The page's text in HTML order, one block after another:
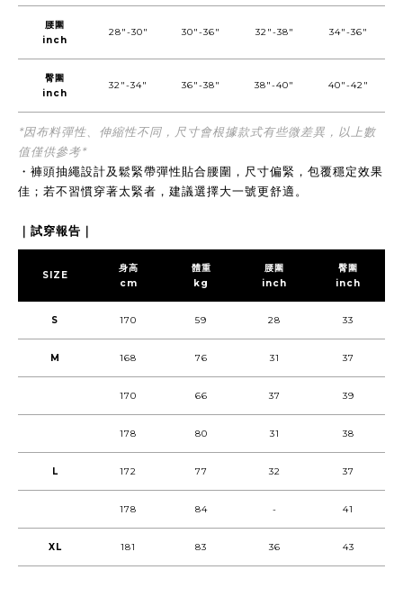
腰圍
inch
28"-30" 30"-36" 32"-38" 34"-36"
臀圍
inch
32"-34" 36"-38" 38"-40" 40"-42"
*因布料彈性、伸縮性不同，尺寸會根據款式有些微差異，以上數
值僅供參考*
・褲頭抽繩設計及鬆緊帶彈性貼合腰圍，尺寸偏緊，包覆穩定效果
佳；若不習慣穿著太緊者，建議選擇大一號更舒適。
｜試穿報告｜
SIZE
身高
cm
體重
kg
腰圍
inch
臀圍
inch
S 170 59 28 33
M 168 76 31 37
170 66 37 39
178 80 31 38
L 172 77 32 37
178 84 - 41
XL 181 83 36 43